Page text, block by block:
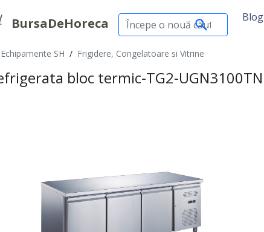
BursaDeHoreca Blog
Echipamente SH / Frigidere, Congelatoare si Vitrine
bloc termic-TG2-UGN3100TN